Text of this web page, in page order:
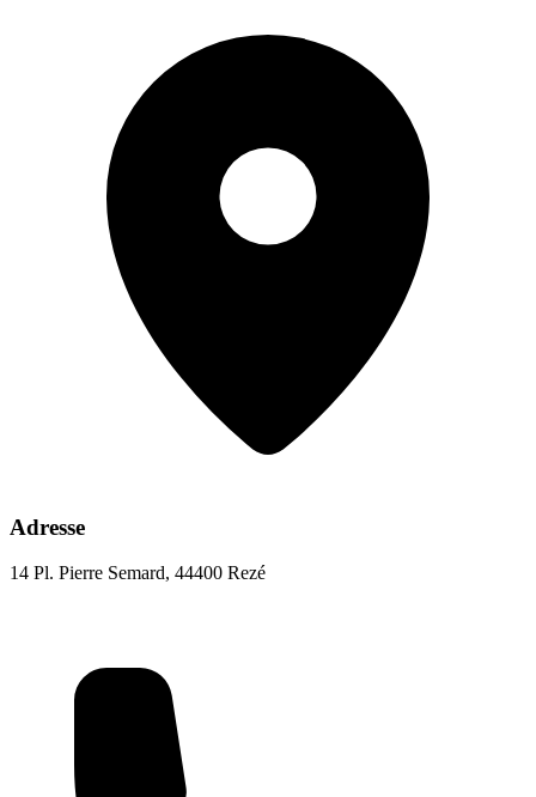
Adresse
14 Pl. Pierre Semard, 44400 Rezé